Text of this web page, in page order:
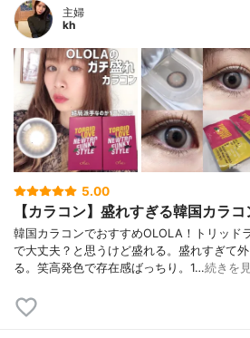
主婦
kh
5.00
【カラコン】盛れすぎる韓国カラ
韓国カラコンでおすすめOLOLA！トリッド
で大丈夫？と思うけど盛れる。盛れすぎて
る。笑高発色で存在感ばっちり。1…続きを